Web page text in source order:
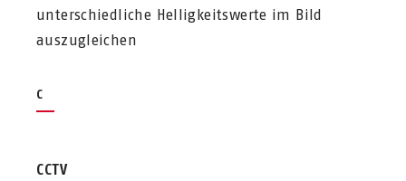
unterschiedliche Helligkeitswerte im Bild
auszugleichen
C
CCTV